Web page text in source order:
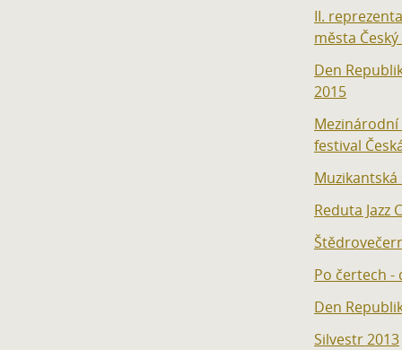
II.
města
Den
2015
festival
Reduta Jazz
Po čertech -
Den
Silvestr 2013